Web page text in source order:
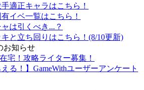
適正キャラはこちら！
イベ一覧はこちら！
は引くべき...？
と立ち回りはこちら！(8/10更新)
お知らせ
宅！攻略ライター募集！
える！】GameWithユーザーアンケート